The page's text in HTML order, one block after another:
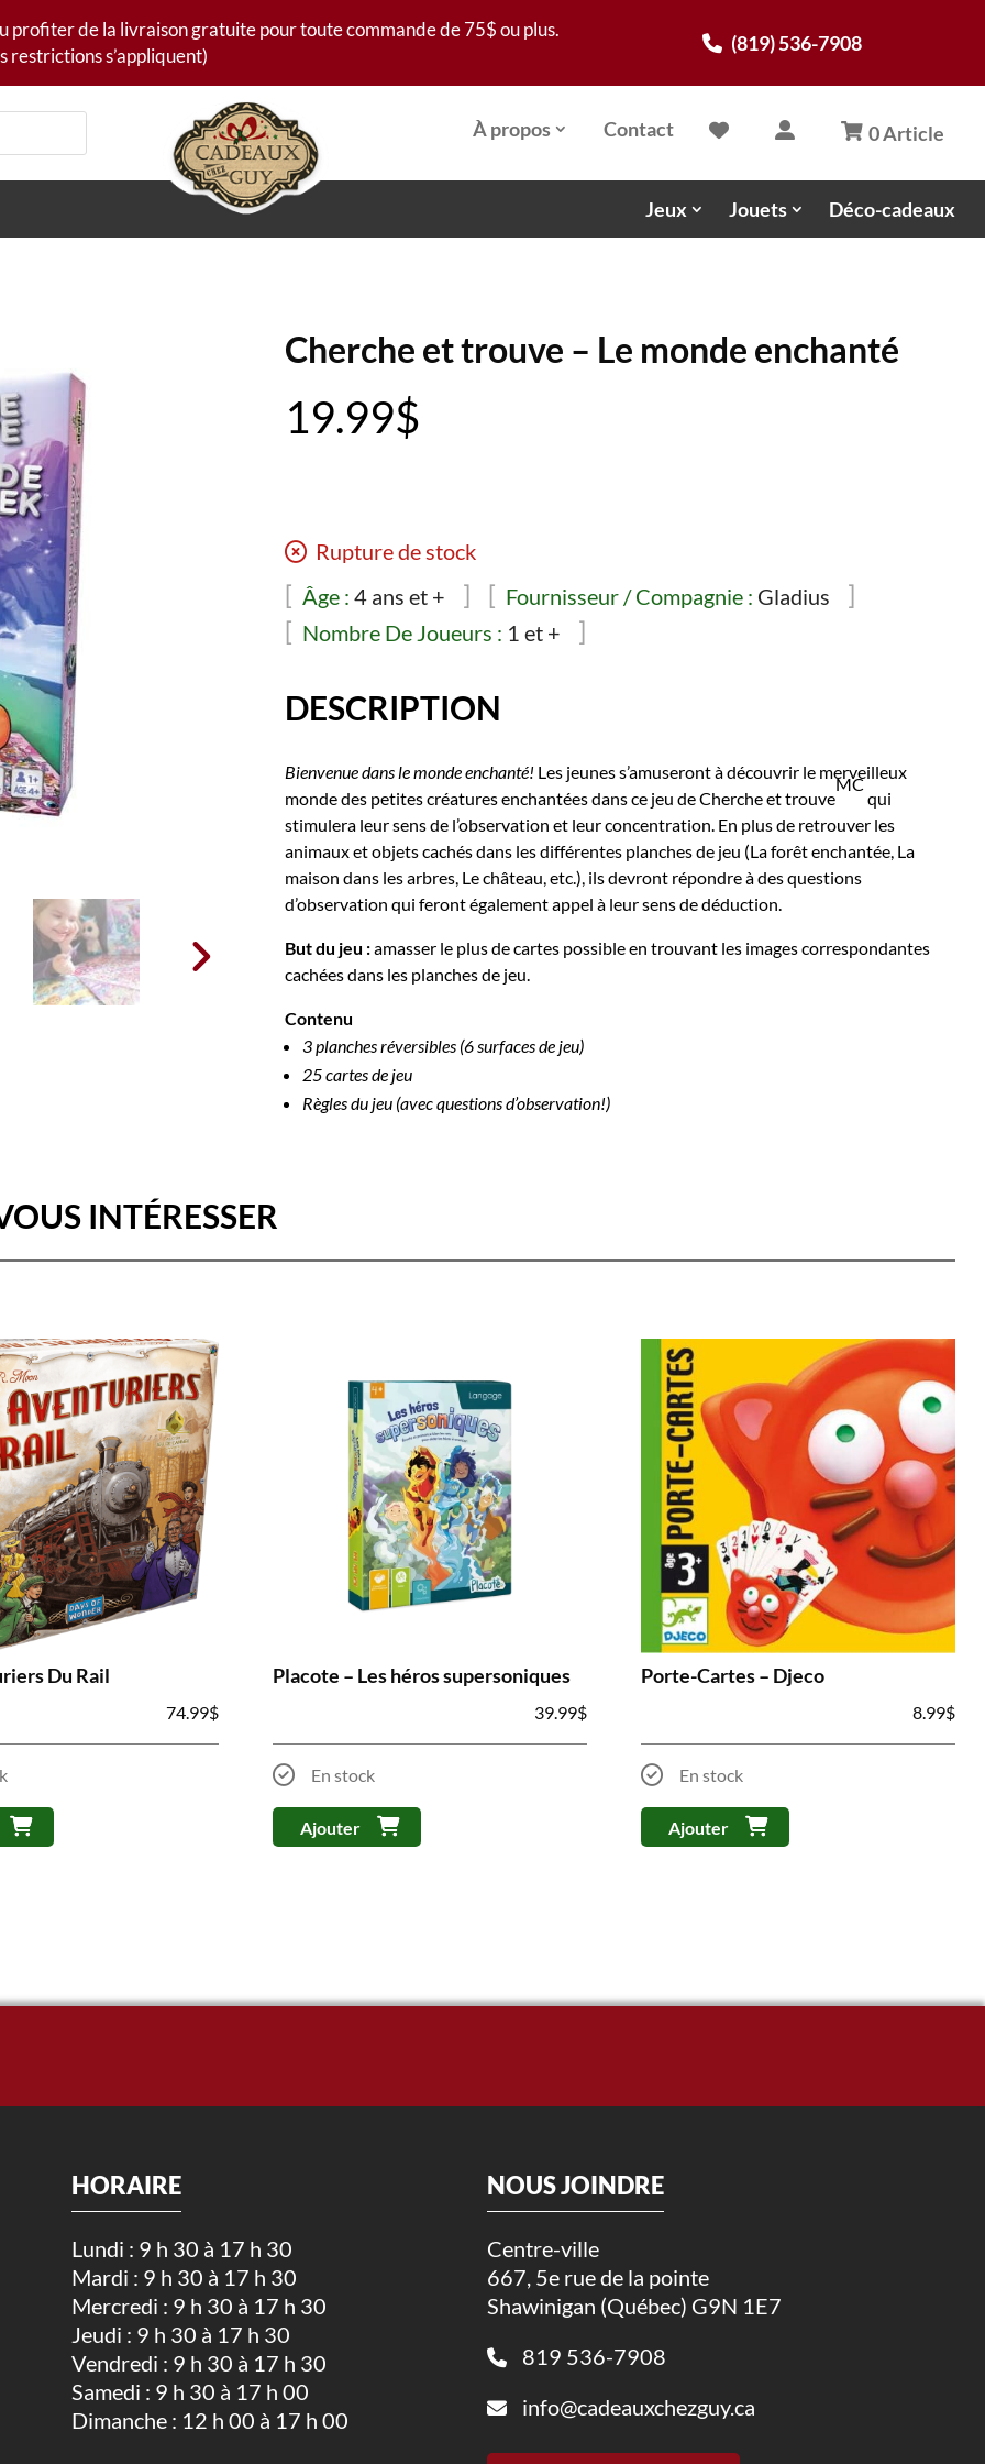
profiter de la livraison gratuite pour toute commande de 75$ ou plus.
restrictions s’appliquent)
(819) 536-7908
À propos Contact 0 Article
Jeux Jouets Déco-cadeaux

Cherche et trouve – Le monde enchanté
19.99$
Rupture de stock
Âge : 4 ans et + Fournisseur / Compagnie : Gladius
Nombre De Joueurs : 1 et +
DESCRIPTION
Bienvenue dans le monde enchanté! Les jeunes s’amuseront à découvrir le merveilleux
monde des petites créatures enchantées dans ce jeu de Cherche et trouve
MC
qui
stimulera leur sens de l’observation et leur concentration. En plus de retrouver les
animaux et objets cachés dans les différentes planches de jeu (La forêt enchantée, La
maison dans les arbres, Le château, etc.), ils devront répondre à des questions
d’observation qui feront également appel à leur sens de déduction.
But du jeu :amasser le plus de cartes possible en trouvant les images correspondantes
cachées dans les planches de jeu.
Contenu
3 planches réversibles (6 surfaces de jeu)
25 cartes de jeu
Règles du jeu (avec questions d’observation!)
INTÉRESSER
Du Rail
74.99$
Placote – Les héros supersoniques
39.99$
En stock
Ajouter
Porte-Cartes – Djeco
8.99$
En stock
Ajouter
HORAIRE
Lundi : 9 h 30 à 17 h 30
Mardi : 9 h 30 à 17 h 30
Mercredi : 9 h 30 à 17 h 30
Jeudi : 9 h 30 à 17 h 30
Vendredi : 9 h 30 à 17 h 30
Samedi : 9 h 30 à 17 h 00
Dimanche : 12 h 00 à 17 h 00
NOUS JOINDRE
Centre-ville
667, 5e rue de la pointe
Shawinigan (Québec) G9N 1E7
819 536-7908
info@cadeauxchezguy.ca